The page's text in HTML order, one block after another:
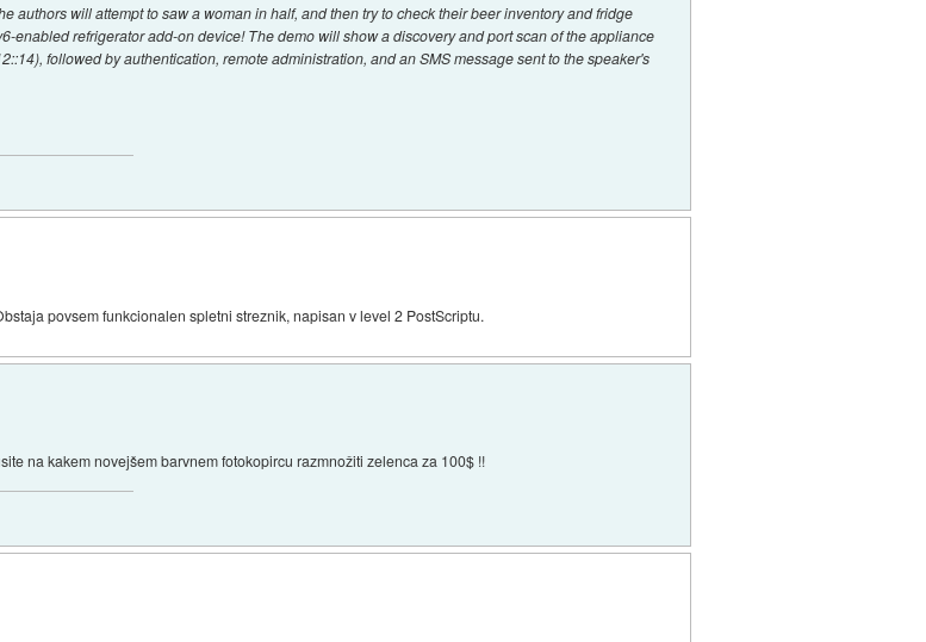
authors will attempt to saw a woman in half, and then try to check their beer inventory and fridge
enabled refrigerator add-on device! The demo will show a discovery and port scan of the appliance
followed by authentication, remote administration, and an SMS message sent to the speaker's
povsem funkcionalen spletni streznik, napisan v level 2 PostScriptu.
na kakem novejšem barvnem fotokopircu razmnožiti zelenca za 100$ !!